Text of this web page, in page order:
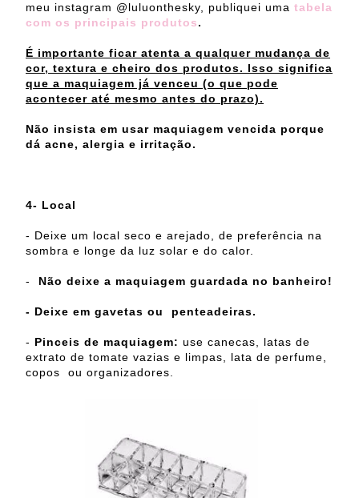
meu instagram @luluonthesky, publiquei uma tabela
com os principais produtos.
É importante ficar atenta a qualquer mudança de
cor, textura e cheiro dos produtos. Isso significa
que a maquiagem já venceu (o que pode
acontecer até mesmo antes do prazo).
Não insista em usar maquiagem vencida porque
dá acne, alergia e irritação.
4- Local
- Deixe um local seco e arejado, de preferência na
sombra e longe da luz solar e do calor.
- Não deixe a maquiagem guardada no banheiro!
- Deixe em gavetas ou penteadeiras.
- Pinceis de maquiagem: use canecas, latas de
extrato de tomate vazias e limpas, lata de perfume,
copos ou organizadores.